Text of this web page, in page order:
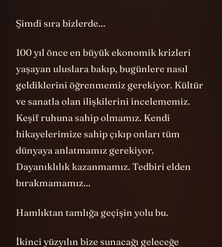
Şimdi sıra bizlerde...
100 yıl önce en büyük ekonomik krizleri
yaşayan uluslara bakıp, bugünlere nasıl
geldiklerini öğrenmemiz gerekiyor. Kültür
ve sanatla olan ilişkilerini incelememiz.
Keşif ruhuna sahip olmamız. Kendi
hikayelerimize sahip çıkıp onları tüm
dünyaya anlatmamız gerekiyor.
Dayanıklılık kazanmamız. Tedbiri elden
bırakmamamız...
Hamlıktan tamlığa geçişin yolu bu.
İkinci yüzyılın bize sunacağı geleceğe